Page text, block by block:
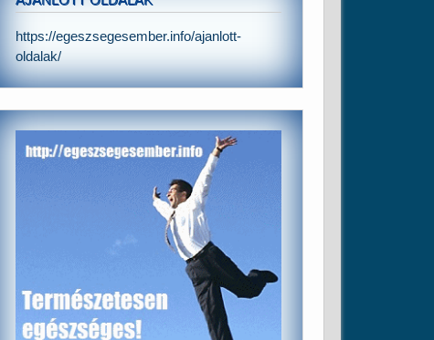
https://egeszsegesember.info/ajanlott-
oldalak/